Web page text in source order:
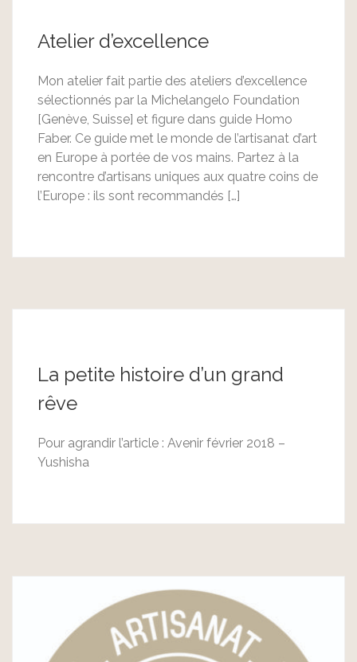
Atelier d’excellence
Mon atelier fait partie des ateliers d’excellence
sélectionnés par la Michelangelo Foundation
[Genève, Suisse] et figure dans guide Homo
Faber. Ce guide met le monde de l’artisanat d’art
en Europe à portée de vos mains. Partez à la
rencontre d’artisans uniques aux quatre coins de
l’Europe : ils sont recommandés […]
La petite histoire d’un grand
rêve
Pour agrandir l’article : Avenir février 2018 –
Yushisha